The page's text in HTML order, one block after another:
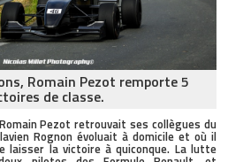
Romain Pezot remporte 5
de classe.
Pezot retrouvait ses collègues du
Rognon évoluait à domicile et où il
laisser la victoire à quiconque. La lutte